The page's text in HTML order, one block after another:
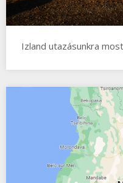
Izland utazásunkra